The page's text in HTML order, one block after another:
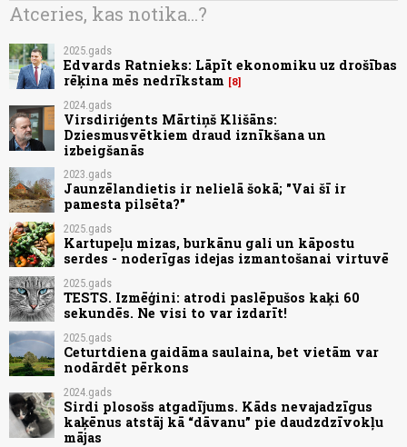
Atceries, kas notika...?
2025.gads
Edvards Ratnieks: Lāpīt ekonomiku uz drošības
rēķina mēs nedrīkstam
8
2024.gads
Virsdiriģents Mārtiņš Klišāns:
Dziesmusvētkiem draud iznīkšana un
izbeigšanās
2023.gads
Jaunzēlandietis ir nelielā šokā; "Vai šī ir
pamesta pilsēta?"
2025.gads
Kartupeļu mizas, burkānu gali un kāpostu
serdes - noderīgas idejas izmantošanai virtuvē
2025.gads
TESTS. Izmēģini: atrodi paslēpušos kaķi 60
sekundēs. Ne visi to var izdarīt!
2025.gads
Ceturtdiena gaidāma saulaina, bet vietām var
nodārdēt pērkons
2024.gads
Sirdi plosošs atgadījums. Kāds nevajadzīgus
kaķēnus atstāj kā “dāvanu” pie daudzdzīvokļu
mājas